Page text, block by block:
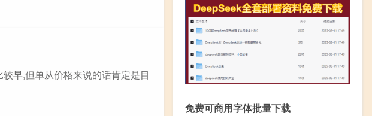
早,但单从价格来说的话肯定是目
免费可商用字体批量下载